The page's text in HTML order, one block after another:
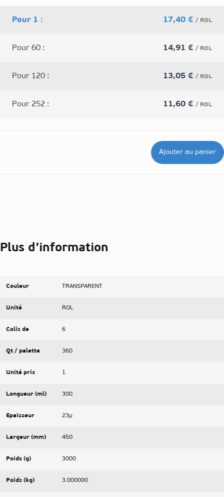
Pour 1 : 17,40 € / ROL
Pour 60 : 14,91 € / ROL
Pour 120 : 13,05 € / ROL
Pour 252 : 11,60 € / ROL
Ajouter au panier
Plus d’information
Couleur TRANSPARENT
Unité ROL
Colis de 6
Qt / palette 360
Unité prix 1
Longueur (ml) 300
Epaisseur 23µ
Largeur (mm) 450
Poids (g) 3000
Poids (kg) 3.000000